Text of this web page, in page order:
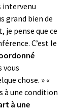
intervenu
grand bien de
je pense que ce
C’est le
vous
chose. » «
à une condition
à une